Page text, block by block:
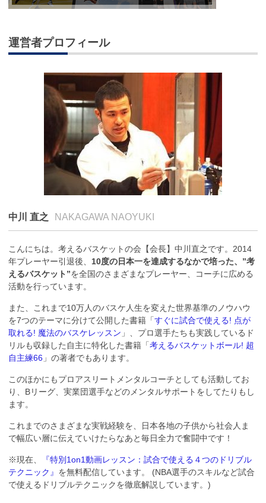
運営者プロフィール
中川 直之 NAKAGAWA NAOYUKI
こんにちは。考えるバスケットの会【会長】中川直之です。2014
年プレーヤー引退後、 10度の日本一を達成するなかで培った、”考
えるバスケット”を全国のさまざまなプレーヤー、コーチに広める
活動を行っています。
また、これまで10万人のバスケ人生を変えた世界基準のノウハウ
を7つのテーマに分けて公開した書籍「すぐに試合で使える! 点が
取れる! 魔法のバスケレッスン 」、プロ選手たちも実践しているド
リルも収録した自主に特化した書籍「考えるバスケットボール! 超
自主練66 」の著者でもあります。
このほかにもプロアスリートメンタルコーチとしても活動してお
り、Bリーグ、実業団選手などのメンタルサポートをしてたりもし
ます。
これまでのさまざまな実戦経験を、日本各地の子供から社会人ま
で幅広い層に伝えていけたらなあと毎日全力で奮闘中です！
※現在、
『特別1on1動画レッスン：試合で使える４つのドリブル
テクニック』 を無料配信しています。 (NBA選手のスキルなど試合
で使えるドリブルテクニックを徹底解説しています。)